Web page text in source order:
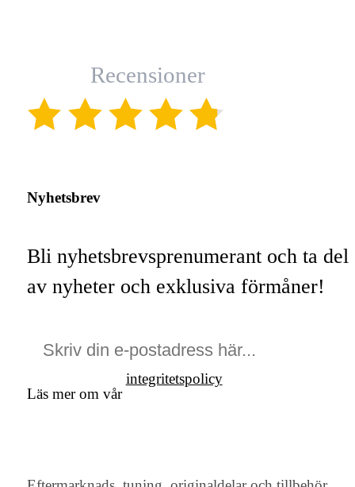
Recensioner
Nyhetsbrev
Bli nyhetsbrevsprenumerant och ta del
av nyheter och exklusiva förmåner!
Läs mer om vår
integritetspolicy